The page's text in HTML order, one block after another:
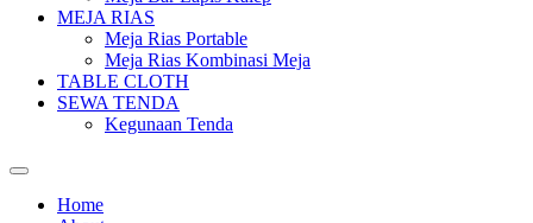
MEJA RIAS
Meja Rias Portable
Meja Rias Kombinasi Meja
TABLE CLOTH
SEWA TENDA
Kegunaan Tenda
Home